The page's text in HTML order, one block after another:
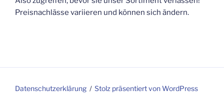
Preisnachlässe variieren und können sich ändern.
Datenschutzerklärung Stolz präsentiert von WordPress